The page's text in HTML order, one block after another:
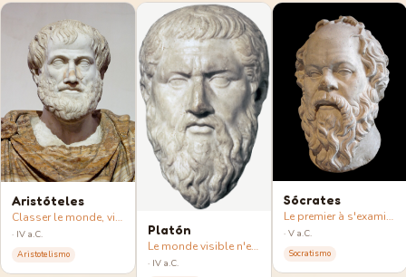
Aristóteles
Classer le monde, vivre dans le juste milieu, forger le caractère.
· IV a.C.
Aristotelismo
Platón
Le monde visible n'est qu'une ombre ; le réel est dans les Idées.
· IV a.C.
Sócrates
Le premier à s'examiner soi-même : pourquoi la question vaut plus que la réponse.
· V a.C.
Socratismo